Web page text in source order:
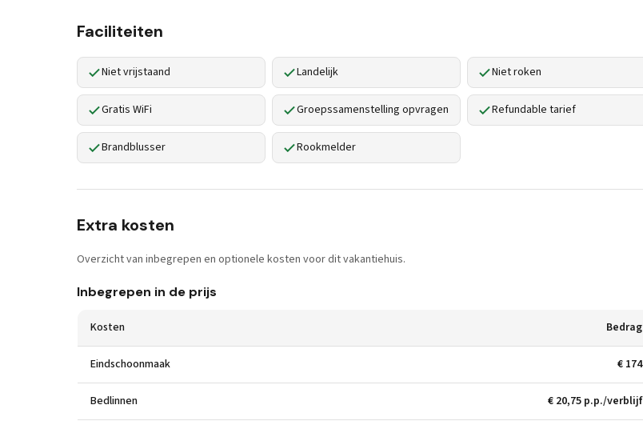
Faciliteiten
Niet vrijstaand Landelijk Niet roken
Gratis WiFi Groepssamenstelling opvragen Refundable tarief
Brandblusser Rookmelder
Extra kosten
Overzicht van inbegrepen en optionele kosten voor dit vakantiehuis.
Inbegrepen in de prijs
Kosten Bedrag
Eindschoonmaak € 174
Bedlinnen € 20,75 p.p./verblijf